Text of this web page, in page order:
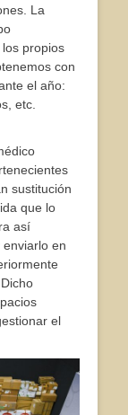
La
propios
con
el año:
etc.
sustitución
que lo
así
en
el